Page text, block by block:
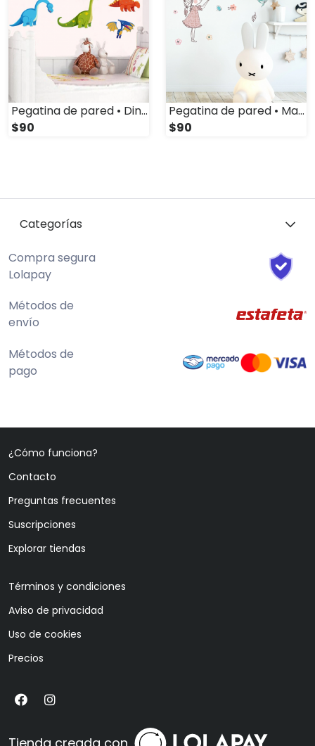
Pegatina de pared • Dinosaurios
$90
Pegatina de pared • Mariposas
$90
Categorías
Compra segura
Lolapay
Métodos de
envío
Métodos de
pago
¿Cómo funciona?
Contacto
Preguntas frecuentes
Suscripciones
Explorar tiendas
Términos y condiciones
Aviso de privacidad
Uso de cookies
Precios